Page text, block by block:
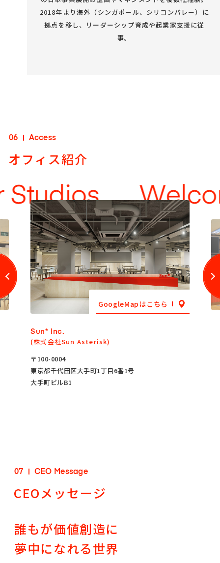
2018年より海外（シンガポール、シリコンバレー）に
拠点を移し、リーダーシップ育成や起業家支援に従
事。
06 Access
オフィス紹介
GoogleMapはこちら
Sun* Inc.
(株式会社Sun Asterisk)
〒100-0004
東京都千代田区大手町1丁目6番1号
大手町ビルB1
07 CEO Message
CEOメッセージ
誰もが価値創造に
夢中になれる世界